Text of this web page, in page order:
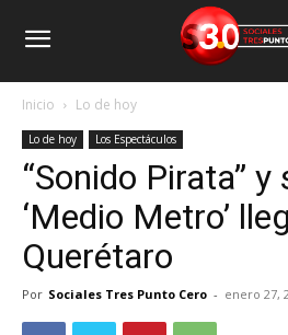
Inicio Lo de hoy
Lo de hoy Los Espectáculos
“Sonido Pirata” y
‘Medio Metro’
Querétaro
Por Sociales Tres Punto Cero - enero 27,